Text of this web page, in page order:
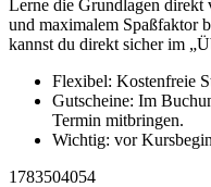
Lerne die Grundlagen
und maximalem Spaßfaktor
kannst du direkt sicher im
Flexibel: Kostenfreie
Gutscheine: Im
Termin mitbringen.
Wichtig: vor
1783504054